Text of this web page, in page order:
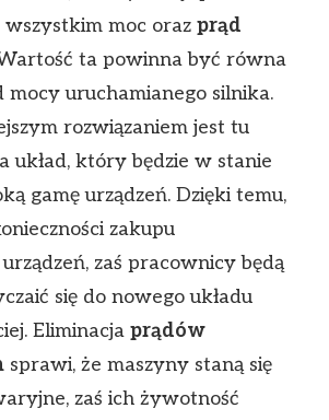
moc oraz prąd
ta powinna być równa
mocy uruchamianego silnika.
rozwiązaniem jest tu
układ, który będzie w stanie
gamę urządzeń. Dzięki temu,
zakupu
zaś pracownicy będą
się do nowego układu
Eliminacja prądów
sprawi, że maszyny staną się
zaś ich żywotność